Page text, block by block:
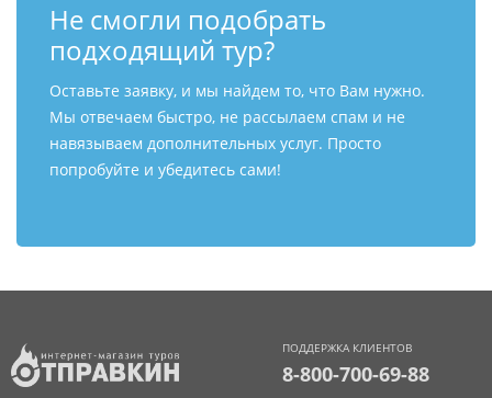
Не смогли подобрать
подходящий тур?
Оставьте заявку, и мы найдем то, что Вам нужно.
Мы отвечаем быстро, не рассылаем спам и не
навязываем дополнительных услуг. Просто
попробуйте и убедитесь сами!
ПОДДЕРЖКА КЛИЕНТОВ
8-800-700-69-88